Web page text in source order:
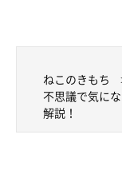
ねこのきもち
不思議で気に
解説！